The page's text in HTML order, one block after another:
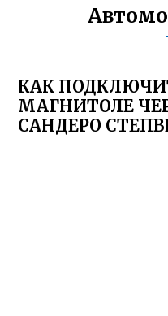
КАК
МАГНИТОЛЕ
САНДЕРО